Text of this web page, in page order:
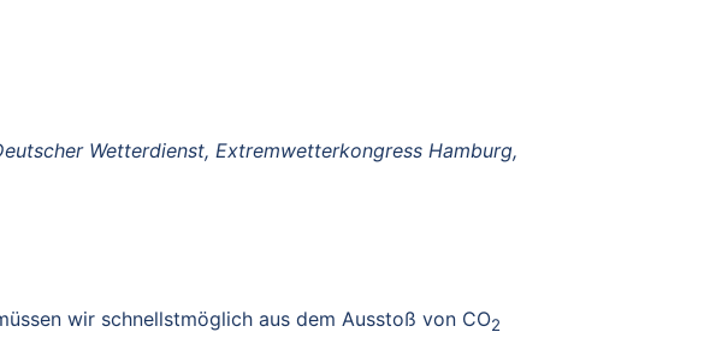
Wetterdienst, Extremwetterkongress Hamburg,
wir schnellstmöglich aus dem Ausstoß von CO2